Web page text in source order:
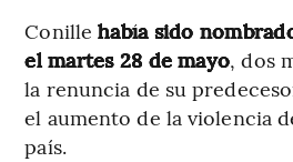
Conillehabía sido
el martes 28 de mayo, dos
la renuncia de su
el aumento de la violencia
país.